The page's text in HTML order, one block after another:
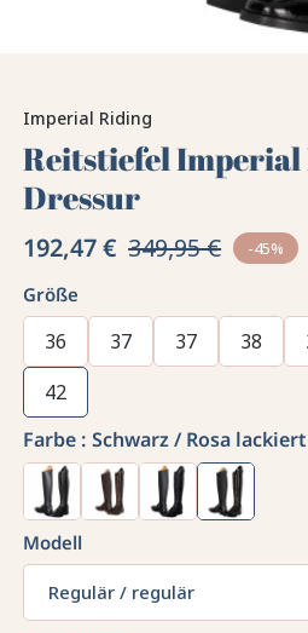
Imperial Riding
Reitstiefel
Dressur
192,47 € 349,95 € -45%
Größe
36 37 37 38
42
Farbe : Schwarz / Rosa lackiert
Modell
Regulär / regulär